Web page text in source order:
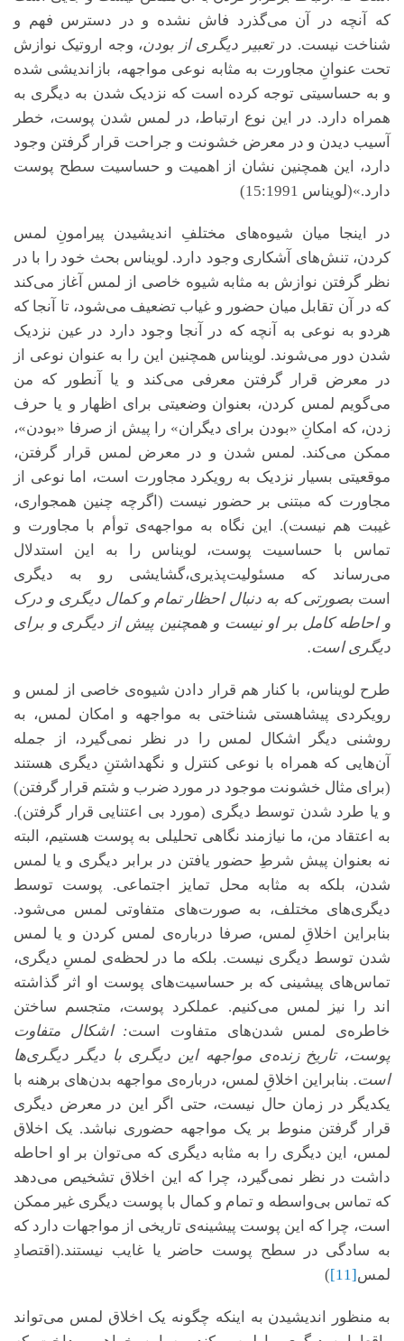
که آنچه در آن می‌گذرد فاش نشده و در دسترس فهم و
شناخت نیست. در تعبیر دیگری از بودن، وجه اروتیک نوازش
تحت عنوانِ مجاورت به مثابه نوعی مواجهه، بازاندیشی شده
و به حساسیتی توجه کرده است که نزدیک شدن به دیگری به
همراه دارد. در این نوع ارتباط، در لمس شدن پوست، خطر
آسیب دیدن و در معرض خشونت و جراحت قرار گرفتن وجود
دارد، این همچنین نشان از اهمیت و حساسیت سطح پوست
دارد.»(لویناس 15:1991)
در اینجا میان شیوه‌های مختلفِ اندیشیدن پیرامونِ لمس
کردن، تنش‌های آشکاری وجود دارد. لویناس بحث خود را با در
نظر گرفتن نوازش به مثابه شیوه خاصی از لمس آغاز می‌کند
که در آن تقابل میان حضور و غیاب تضعیف می‌شود، تا آنجا که
هردو به نوعی به آنچه که در آنجا وجود دارد در عین نزدیک
شدن دور می‌شوند. لویناس همچنین این را به عنوان نوعی از
در معرض قرار گرفتن معرفی می‌کند و یا آنطور که من
می‌گویم لمس کردن، بعنوان وضعیتی برای اظهار و یا حرف
زدن، که امکانِ «بودن برای دیگران» را پیش از صرفا «بودن»،
ممکن می‌کند. لمس شدن و در معرض لمس قرار گرفتن،
موقعیتی بسیار نزدیک به رویکرد مجاورت است، اما نوعی از
مجاورت که مبتنی بر حضور نیست (اگرچه چنین همجواری،
غیبت هم نیست). این نگاه به مواجهه‌ی توأم با مجاورت و
تماس با حساسیت پوست، لویناس را به این استدلال
می‌رساند که مسئولیت‌پذیری،گشایشی رو به دیگری
است بصورتی که به دنبال احظار تمام و کمال دیگری و درک
و احاطه کامل بر او نیست و همچنین پیش از دیگری و برای
دیگری است.
طرح لویناس، با کنار هم قرار دادن شیوه‌ی خاصی از لمس و
رویکردی پیشاهستی شناختی به مواجهه و امکان لمس، به
روشنی دیگر اشکال لمس را در نظر نمی‌گیرد، از جمله
آن‌هایی که همراه با نوعی کنترل و نگهداشتنِ دیگری هستند
(برای مثال خشونت موجود در مورد ضرب و شتم قرار گرفتن)
و یا طرد شدن توسط دیگری (مورد بی اعتنایی قرار گرفتن).
به اعتقاد من، ما نیازمند نگاهی تحلیلی به پوست هستیم، البته
نه بعنوان پیش شرطِ حضور یافتن در برابر دیگری و یا لمس
شدن، بلکه به مثابه محل تمایز اجتماعی. پوست توسط
دیگری‌های مختلف، به صورت‌های متفاوتی لمس می‌شود.
بنابراین اخلاقِ لمس، صرفا درباره‌ی لمس کردن و یا لمس
شدن توسط دیگری نیست. بلکه ما در لحظه‌ی لمسِ دیگری،
تماس‌های پیشینی که بر حساسیت‌های پوست او اثر گذاشته
اند را نیز لمس می‌کنیم. عملکرد پوست، متجسم ساختن
خاطره‌ی لمس شدن‌های متفاوت است: اشکال متفاوت
پوست، تاریخ زنده‌ی مواجهه این دیگری با دیگر دیگری‌ها
است. بنابراین اخلاقِ لمس، درباره‌ی مواجهه بدن‌های برهنه با
یکدیگر در زمان حال نیست، حتی اگر این در معرض دیگری
قرار گرفتن منوط بر یک مواجهه حضوری نباشد. یک اخلاق
لمس، این دیگری را به مثابه دیگری که می‌توان بر او احاطه
داشت در نظر نمی‌گیرد، چرا که این اخلاق تشخیص می‌دهد
که تماس بی‌واسطه و تمام و کمال با پوست دیگری غیر ممکن
است، چرا که این پوست پیشینه‌ی تاریخی از مواجهات دارد که
به سادگی در سطح پوست حاضر یا غایب نیستند.(اقتصادِ
لمس[11]
)
به منظور اندیشیدن به اینکه چگونه یک اخلاق لمس می‌تواند